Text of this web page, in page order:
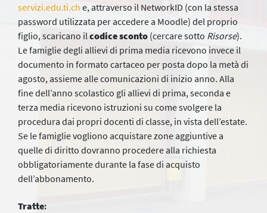
servizi.edu.ti.ch e, attraverso il NetworkID (con la stessa
password utilizzata per accedere a Moodle) del proprio
figlio, scaricano ilcodice sconto (cercare sotto Risorse).
Le famiglie degli allievi di prima media ricevono invece il
documento in formato cartaceo per posta dopo la metà di
agosto, assieme alle comunicazioni di inizio anno. Alla
fine dell’anno scolastico gli allievi di prima, seconda e
terza media ricevono istruzioni su come svolgere la
procedura dai propri docenti di classe, in vista dell’estate.
Se le famiglie vogliono acquistare zone aggiuntive a
quelle di diritto dovranno procedere alla richiesta
obbligatoriamente durante la fase di acquisto
dell’abbonamento.
Tratte: